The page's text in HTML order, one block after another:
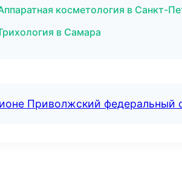
косметология в Санкт-
в Самара
Приволжский федеральный